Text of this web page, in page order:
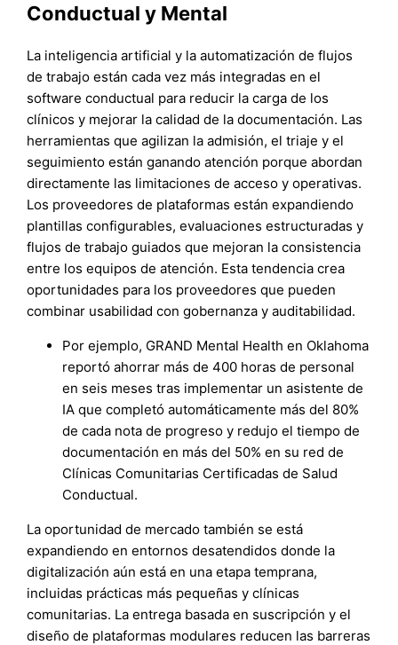
Conductual y Mental
La inteligencia artificial y la automatización de flujos
de trabajo están cada vez más integradas en el
software conductual para reducir la carga de los
clínicos y mejorar la calidad de la documentación. Las
herramientas que agilizan la admisión, el triaje y el
seguimiento están ganando atención porque abordan
directamente las limitaciones de acceso y operativas.
Los proveedores de plataformas están expandiendo
plantillas configurables, evaluaciones estructuradas y
flujos de trabajo guiados que mejoran la consistencia
entre los equipos de atención. Esta tendencia crea
oportunidades para los proveedores que pueden
combinar usabilidad con gobernanza y auditabilidad.
Por ejemplo, GRAND Mental Health en Oklahoma
reportó ahorrar más de 400 horas de personal
en seis meses tras implementar un asistente de
IA que completó automáticamente más del 80%
de cada nota de progreso y redujo el tiempo de
documentación en más del 50% en su red de
Clínicas Comunitarias Certificadas de Salud
Conductual.
La oportunidad de mercado también se está
expandiendo en entornos desatendidos donde la
digitalización aún está en una etapa temprana,
incluidas prácticas más pequeñas y clínicas
comunitarias. La entrega basada en suscripción y el
diseño de plataformas modulares reducen las barreras